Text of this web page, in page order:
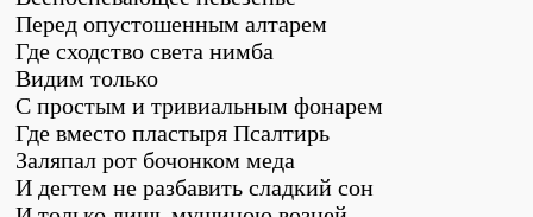
Перед опустошенным алтарем
Где сходство света нимба
Видим только
С простым и тривиальным фонарем
Где вместо пластыря Псалтирь
Заляпал рот бочонком меда
И дегтем не разбавить сладкий сон